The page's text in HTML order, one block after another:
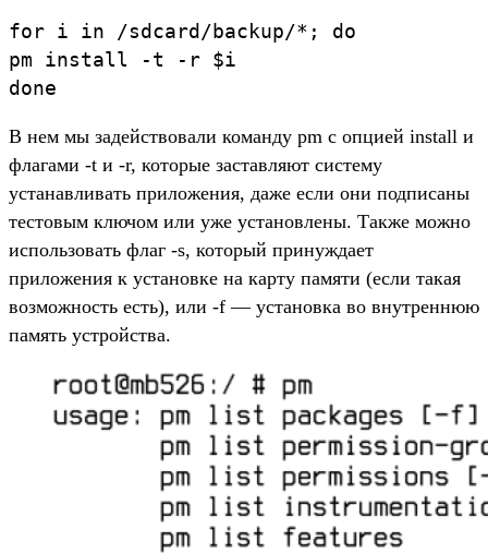
for i in /sdcard/backup/*; do
pm install -t -r $i
В нем мы задействовали команду pm с опцией install и
флагами -t и -r, которые заставляют систему
устанавливать приложения, даже если они подписаны
тестовым ключом или уже установлены. Также можно
использовать флаг -s, который принуждает
приложения к установке на карту памяти (если такая
возможность есть), или -f — установка во внутреннюю
память устройства.